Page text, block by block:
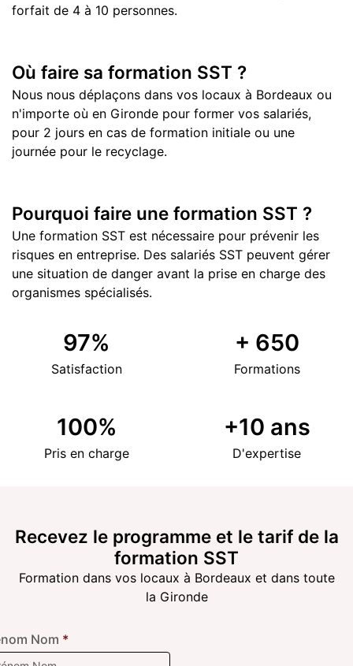
forfait de 4 à 10 personnes.
Où faire sa formation SST ?
Nous nous déplaçons dans vos locaux à Bordeaux ou
n'importe où en Gironde pour former vos salariés,
pour 2 jours en cas de formation initiale ou une
journée pour le recyclage.
Pourquoi faire une formation SST ?
Une formation SST est nécessaire pour prévenir les
risques en entreprise. Des salariés SST peuvent gérer
une situation de danger avant la prise en charge des
organismes spécialisés.
97%
Satisfaction
+ 650
Formations
100%
Pris en charge
+10 ans
D'expertise
Recevez le programme et le tarif de la
formation SST
Formation dans vos locaux à Bordeaux et dans toute
la Gironde
Nom *